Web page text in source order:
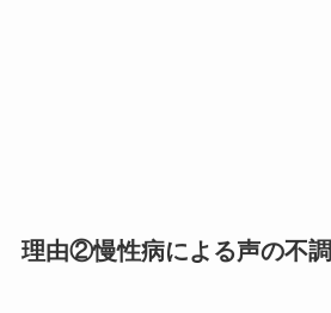
理由②慢性病による声の不調